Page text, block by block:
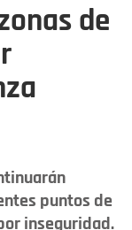
de
puntos de
inseguridad.